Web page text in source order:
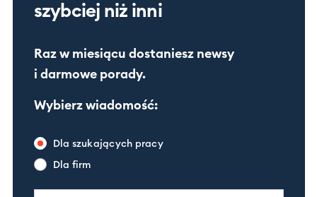
szybciej niż inni
Raz w miesiącu dostaniesz newsy
i darmowe porady.
Wybierz wiadomość:
Dla szukających pracy
Dla firm